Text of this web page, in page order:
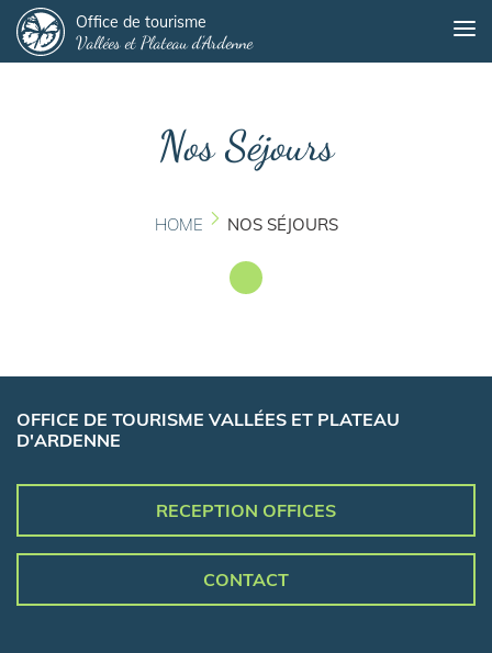
to
main
Office de tourisme
Vallées et Plateau d'Ardenne
Nos Séjours
HOME NOS SÉJOURS
OFFICE DE TOURISME VALLÉES ET PLATEAU
D'ARDENNE
RECEPTION OFFICES
CONTACT
Panneau de gestion des cookies